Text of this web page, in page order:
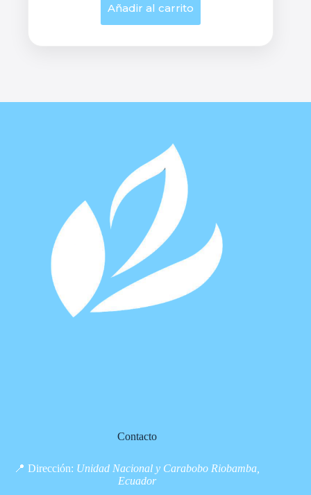
Añadir al carrito
Contacto
📍 Dirección: Unidad Nacional y Carabobo Riobamba,
Ecuador